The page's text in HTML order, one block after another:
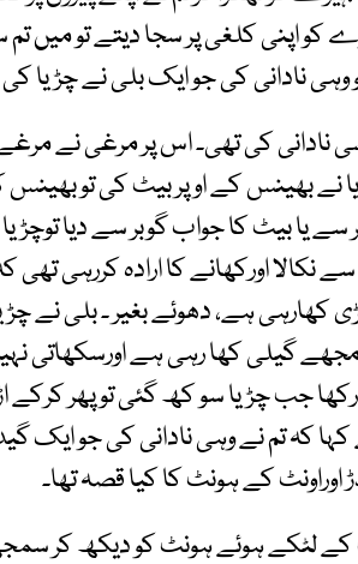
کو اپنی کلغی پر سجا دیتے تو میں
وہی نادانی کی جو ایک بلی نے چڑیا
نادانی کی تھی۔ اس پر مرغی نے
نے بھینس کے اوپر بیٹ کی تو
یا بیٹ کا جواب گوبر سے دیا
نکالا اورکھانے کا ارادہ کررہی
کھارہی ہے، دھوئے بغیر ۔ بلی نے
گیلی کھا رہی ہے اورسکھاتی
جب چڑیا سو کھ گئی تو پھر کرکے
کہا کہ تم نے وہی نادانی کی جو ایک
اوراونٹ کے ہونٹ کا کیا قصہ تھا۔
کے لٹکے ہوئے ہونٹ کو دیکھ کر